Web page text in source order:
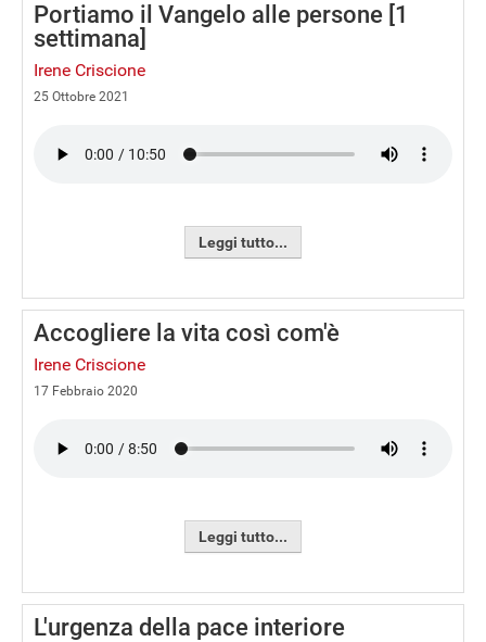
Portiamo il Vangelo alle persone [1
settimana]
Irene Criscione
25 Ottobre 2021
Leggi tutto...
Accogliere la vita così com'è
Irene Criscione
17 Febbraio 2020
Leggi tutto...
L'urgenza della pace interiore